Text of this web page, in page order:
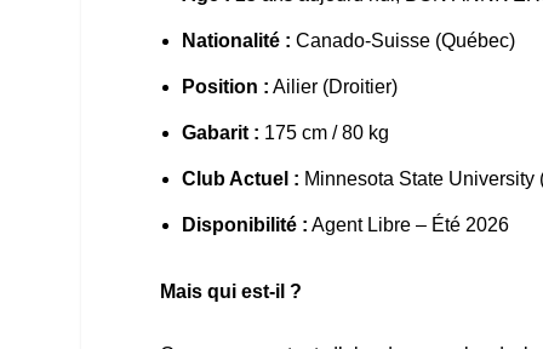
Nationalité : Canado-Suisse (Québec)
Position : Ailier (Droitier)
Gabarit : 175 cm / 80 kg
Club Actuel : Minnesota State University
Disponibilité : Agent Libre – Été 2026
Mais qui est-il ?